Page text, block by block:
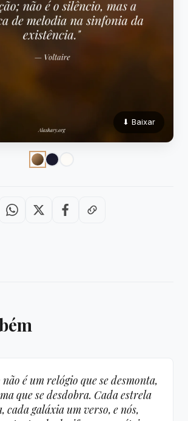
⬇ Baixar
é um relógio que se desmonta,
que se desdobra. Cada estrela
cada galáxia um verso, e nós,